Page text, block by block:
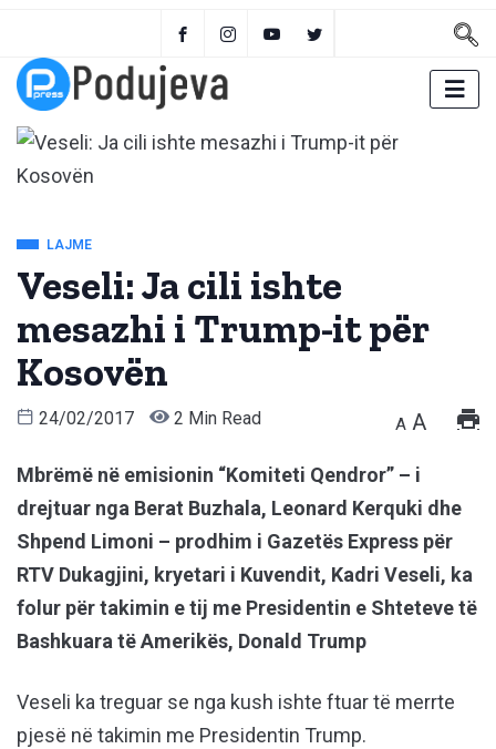
LAJME
Veseli: Ja cili ishte
mesazhi i Trump-it për
Kosovën
24/02/2017 2 Min Read A A
Mbrëmë në emisionin “Komiteti Qendror” – i
drejtuar nga Berat Buzhala, Leonard Kerquki dhe
Shpend Limoni – prodhim i Gazetës Express për
RTV Dukagjini, kryetari i Kuvendit, Kadri Veseli, ka
folur për takimin e tij me Presidentin e Shteteve të
Bashkuara të Amerikës, Donald Trump
Veseli ka treguar se nga kush ishte ftuar të merrte
pjesë në takimin me Presidentin Trump.